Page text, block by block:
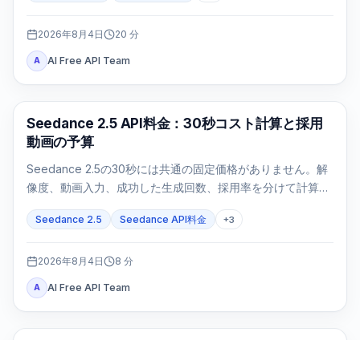
2026年8月4日 20 分
A AI Free API Team
AI動画生成
Seedance 2.5 API料金：30秒コスト計算と採用
動画の予算
Seedance 2.5の30秒には共通の固定価格がありません。解
像度、動画入力、成功した生成回数、採用率を分けて計算し
Seedance 2.5 Seedance API料金 +3
2026年8月4日 8 分
A AI Free API Team